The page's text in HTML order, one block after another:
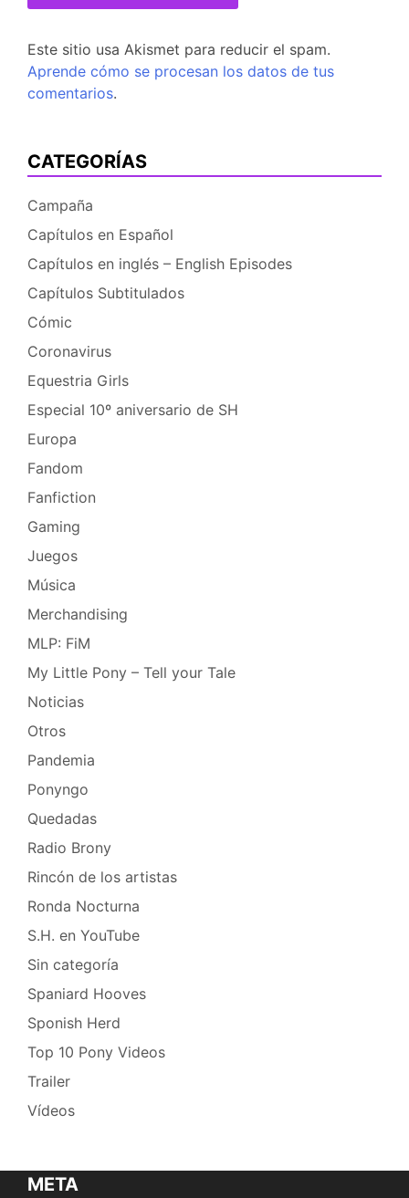
Este sitio usa Akismet para reducir el spam.
Aprende cómo se procesan los datos de tus
comentarios.
CATEGORÍAS
Campaña
Capítulos en Español
Capítulos en inglés – English Episodes
Capítulos Subtitulados
Cómic
Coronavirus
Equestria Girls
Especial 10º aniversario de SH
Europa
Fandom
Fanfiction
Gaming
Juegos
Música
Merchandising
MLP: FiM
My Little Pony – Tell your Tale
Noticias
Otros
Pandemia
Ponyngo
Quedadas
Radio Brony
Rincón de los artistas
Ronda Nocturna
S.H. en YouTube
Sin categoría
Spaniard Hooves
Sponish Herd
Top 10 Pony Videos
Trailer
Vídeos
META